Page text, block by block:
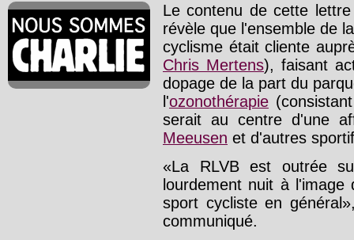
Le contenu de cette
révèle que l'ensemble de
cyclisme était cliente
Chris Mertens), faisant
dopage de la part du
l'ozonothérapie
serait au centre d'une
Meeusen et d'autres
«La RLVB est outrée
lourdement nuit à
sport cycliste en
communiqué.